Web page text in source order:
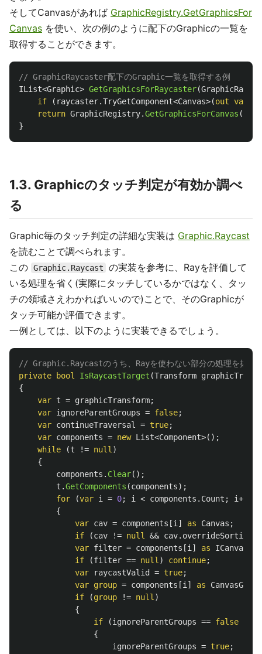
そしてCanvasがあれば GraphicRegistry.GetGraphicsFor
Canvas を使い、次の例のように配下のGraphicの一覧を
取得することができます。
// GraphicRaycaster配下のGraphic一覧を取得する例
IList<Graphic> GetGraphicsForRaycaster(
if
( raycaster.TryGetComponent<Canvas>(out var
return GraphicRegistry.GetGraphicsForCanvas (
}
1.3. Graphicのタッチ判定が有効か調べ
る
Graphic毎のタッチ判定の詳細な実装は Graphic.Raycast
を読むことで調べられます。
この Graphic.Raycast
の実装を参考に、Rayを評価して
いる処理を省く(実際にタッチしているかではなく、タッ
チの領域さえわかればいいので)ことで、そのGraphicが
タッチ可能か評価できます。
一例としては、以下のように実装できるでしょう。
// Graphic.Raycastのうち、Rayを使わない部分の処理を抜粋
private
bool IsRaycastTarget (Transform
{
var t = graphicTransform;
var ignoreParentGroups = false;
var continueTraversal = true;
var components = new List<Component>();
while
(t != null )
{
components . Clear();
t .GetComponents (components);
for
(var i = 0; i < components . Count ; i++)
{
var cav = components [i ] as Canvas ;
if
(cav != null && cav. overrideSorting
var filter = components [i ] as
if
(filter == null ) continue;
var
raycastValid = true;
var group = components [i ] as
CanvasGroup
if
(group != null )
{
if
(ignoreParentGroups == false
{
ignoreParentGroups = true;